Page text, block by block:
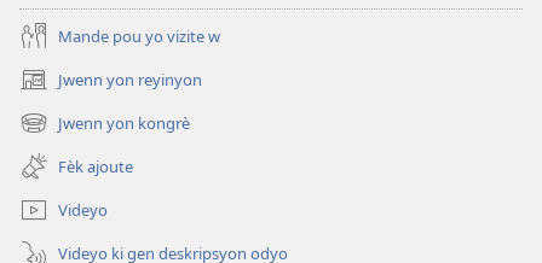
Mande pou yo vizite w
Jwenn yon reyinyon
(opens
new
window)
Jwenn yon kongrè
(opens
new
window)
Fèk ajoute
Videyo
Videyo ki gen deskripsyon odyo